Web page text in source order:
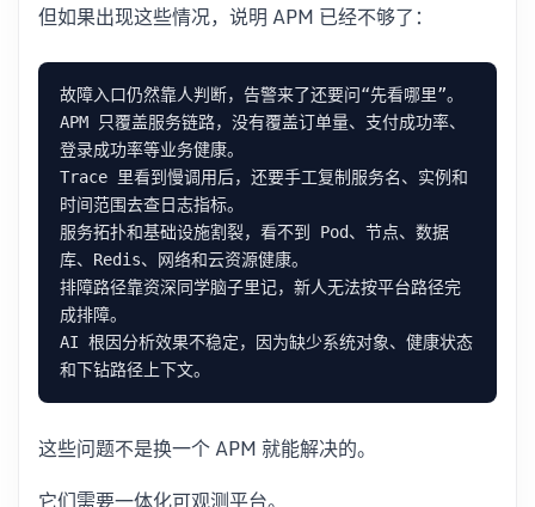
但如果出现这些情况，说明 APM 已经不够了：
APM 只覆盖服务链路，没有覆盖订单量、支付成功率、
Trace 里看到慢调用后，还要手工复制服务名、实例和
服务拓扑和基础设施割裂，看不到 Pod、节点、数据
排障路径靠资深同学脑子里记，新人无法按平台路径完
AI 根因分析效果不稳定，因为缺少系统对象、健康状态
这些问题不是换一个 APM 就能解决的。